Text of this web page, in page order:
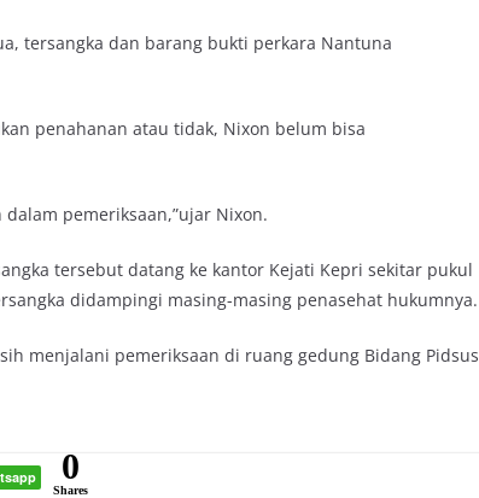
tersangka dan barang bukti perkara Nantuna
penahanan atau tidak, Nixon belum bisa
pemeriksaan,”ujar Nixon.
tersebut datang ke kantor Kejati Kepri sekitar pukul
didampingi masing-masing penasehat hukumnya.
menjalani pemeriksaan di ruang gedung Bidang Pidsus
0
Shares